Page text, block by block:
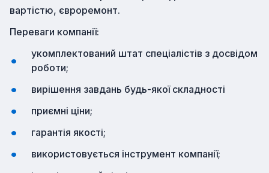
вартістю, євроремонт.
Переваги компанії:
укомплектований штат спеціалістів з досвідом
роботи;
вирішення завдань будь-якої складності
приємні ціни;
гарантія якості;
використовується інструмент компанії;